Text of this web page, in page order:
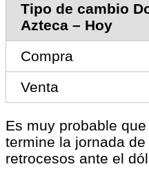
Tipo de cambio
Azteca – Hoy
Compra
Venta
Es muy probable
termine la jornada
retrocesos ante el